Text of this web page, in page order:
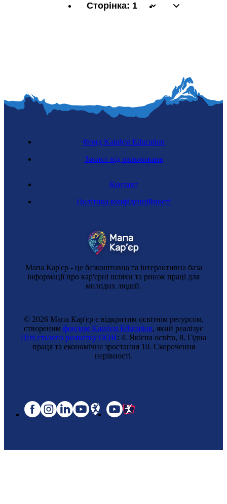
Мапа Кар'єр - це безкоштовна та інтерактивна база
інформації про кар'єрні шляхи та ринок праці для
молодих людей.
Контакт
Політика конфіденційності
Фонд Katalyst Education
Захист від зловживань
© 2026 Мапа Кар'єр є відкритим освітнім ресурсом,
створеним фондом Katalyst Education, який реалізує
Цілі сталого розвитку ООН: 4. Якісна освіта, 8. Гідна
праця та економічне зростання 10. Cкорочення
нерівності.